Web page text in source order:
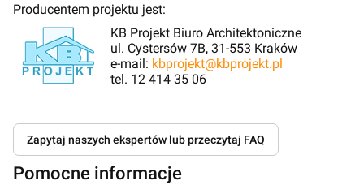
Producentem projektu jest:
KB Projekt Biuro Architektoniczne
ul. Cystersów 7B, 31-553 Kraków
e-mail: kbprojekt@kbprojekt.pl
tel. 12 414 35 06
Zapytaj naszych ekspertów lub przeczytaj FAQ
Pomocne informacje